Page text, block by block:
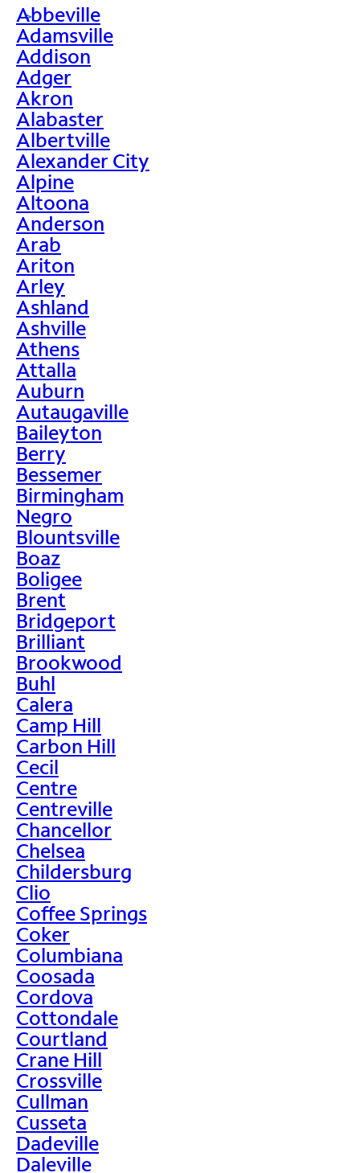
>
Abbeville
Adamsville
Addison
Adger
Akron
Alabaster
Albertville
Alexander City
Alpine
Altoona
Anderson
Arab
Ariton
Arley
Ashland
Ashville
Athens
Attalla
Auburn
Autaugaville
Baileyton
Berry
Bessemer
Birmingham
Negro
Blountsville
Boaz
Boligee
Brent
Bridgeport
Brilliant
Brookwood
Buhl
Calera
Camp Hill
Carbon Hill
Cecil
Centre
Centreville
Chancellor
Chelsea
Childersburg
Clio
Coffee Springs
Coker
Columbiana
Coosada
Cordova
Cottondale
Courtland
Crane Hill
Crossville
Cullman
Cusseta
Dadeville
Daleville